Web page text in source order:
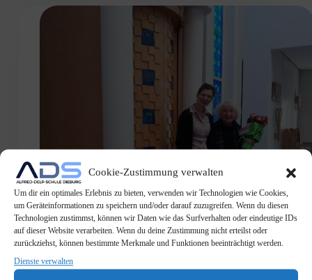
Cookie-Zustimmung verwalten
Um dir ein optimales Erlebnis zu bieten, verwenden wir Technologien wie Cookies,
um Geräteinformationen zu speichern und/oder darauf zuzugreifen. Wenn du diesen
Technologien zustimmst, können wir Daten wie das Surfverhalten oder eindeutige IDs
auf dieser Website verarbeiten. Wenn du deine Zustimmung nicht erteilst oder
zurückziehst, können bestimmte Merkmale und Funktionen beeinträchtigt werden.
Dienste verwalten